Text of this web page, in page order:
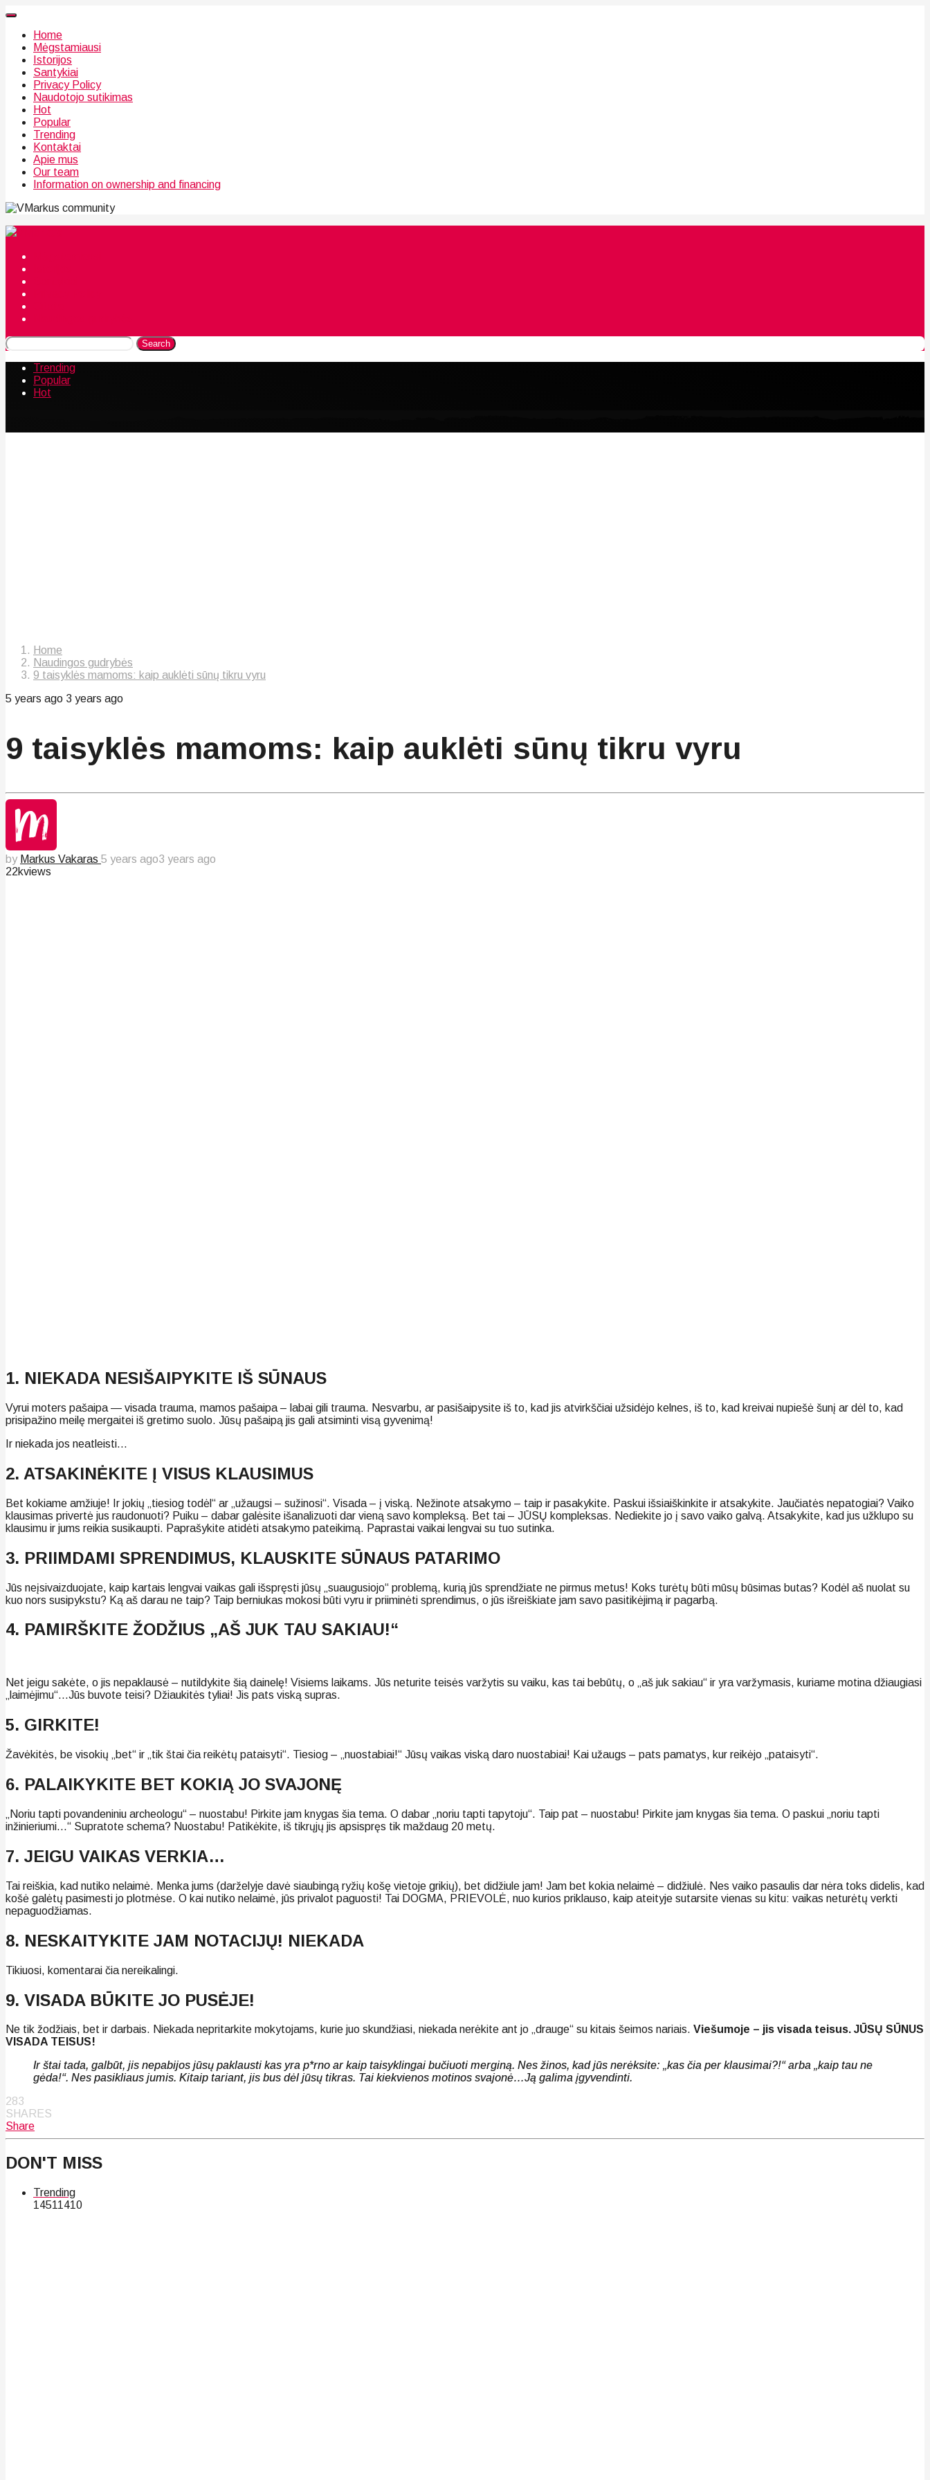
Home
Mėgstamiausi
Istorijos
Santykiai
Privacy Policy
Naudotojo sutikimas
Hot
Popular
Trending
Kontaktai
Apie mus
Our team
Information on ownership and financing
community
Search
Trending
Popular
Hot
Home
Naudingos gudrybės
9 taisyklės mamoms: kaip auklėti sūnų tikru vyru
5 years ago 3 years ago
9 taisyklės mamoms: kaip auklėti sūnų tikru vyru
by Markus Vakaras 5 years ago3 years ago
22kviews
1. NIEKADA NESIŠAIPYKITE IŠ SŪNAUS
Vyrui moters pašaipa — visada trauma, mamos pašaipa – labai gili trauma. Nesvarbu, ar pasišaipysite iš to, kad jis atvirkščiai užsidėjo kelnes, iš to, kad kreivai nupiešė šunį ar dėl to, kad
prisipažino meilę mergaitei iš gretimo suolo. Jūsų pašaipą jis gali atsiminti visą gyvenimą!
Ir niekada jos neatleisti…
2. ATSAKINĖKITE Į VISUS KLAUSIMUS
Bet kokiame amžiuje! Ir jokių „tiesiog todėl“ ar „užaugsi – sužinosi“. Visada – į viską. Nežinote atsakymo – taip ir pasakykite. Paskui išsiaiškinkite ir atsakykite. Jaučiatės nepatogiai? Vaiko
klausimas privertė jus raudonuoti? Puiku – dabar galėsite išanalizuoti dar vieną savo kompleksą. Bet tai – JŪSŲ kompleksas. Nediekite jo į savo vaiko galvą. Atsakykite, kad jus užklupo su
klausimu ir jums reikia susikaupti. Paprašykite atidėti atsakymo pateikimą. Paprastai vaikai lengvai su tuo sutinka.
3. PRIIMDAMI SPRENDIMUS, KLAUSKITE SŪNAUS PATARIMO
Jūs neįsivaizduojate, kaip kartais lengvai vaikas gali išspręsti jūsų „suaugusiojo“ problemą, kurią jūs sprendžiate ne pirmus metus! Koks turėtų būti mūsų būsimas butas? Kodėl aš nuolat su
kuo nors susipykstu? Ką aš darau ne taip? Taip berniukas mokosi būti vyru ir priiminėti sprendimus, o jūs išreiškiate jam savo pasitikėjimą ir pagarbą.
4. PAMIRŠKITE ŽODŽIUS „AŠ JUK TAU SAKIAU!“
Net jeigu sakėte, o jis nepaklausė – nutildykite šią dainelę! Visiems laikams. Jūs neturite teisės varžytis su vaiku, kas tai bebūtų, o „aš juk sakiau“ ir yra varžymasis, kuriame motina džiaugiasi
„laimėjimu“…Jūs buvote teisi? Džiaukitės tyliai! Jis pats viską supras.
5. GIRKITE!
Žavėkitės, be visokių „bet“ ir „tik štai čia reikėtų pataisyti“. Tiesiog – „nuostabiai!“ Jūsų vaikas viską daro nuostabiai! Kai užaugs – pats pamatys, kur reikėjo „pataisyti“.
6. PALAIKYKITE BET KOKIĄ JO SVAJONĘ
„Noriu tapti povandeniniu archeologu“ – nuostabu! Pirkite jam knygas šia tema. O dabar „noriu tapti tapytoju“. Taip pat – nuostabu! Pirkite jam knygas šia tema. O paskui „noriu tapti
inžinieriumi…“ Supratote schema? Nuostabu! Patikėkite, iš tikrųjų jis apsispręs tik maždaug 20 metų.
7. JEIGU VAIKAS VERKIA…
Tai reiškia, kad nutiko nelaimė. Menka jums (darželyje davė siaubingą ryžių košę vietoje grikių), bet didžiule jam! Jam bet kokia nelaimė – didžiulė. Nes vaiko pasaulis dar nėra toks didelis, kad
košė galėtų pasimesti jo plotmėse. O kai nutiko nelaimė, jūs privalot paguosti! Tai DOGMA, PRIEVOLĖ, nuo kurios priklauso, kaip ateityje sutarsite vienas su kitu: vaikas neturėtų verkti
nepaguodžiamas.
8. NESKAITYKITE JAM NOTACIJŲ! NIEKADA
Tikiuosi, komentarai čia nereikalingi.
9. VISADA BŪKITE JO PUSĖJE!
Ne tik žodžiais, bet ir darbais. Niekada nepritarkite mokytojams, kurie juo skundžiasi, niekada nerėkite ant jo „drauge“ su kitais šeimos nariais. Viešumoje – jis visada teisus. JŪSŲ SŪNUS
VISADA TEISUS!
Ir štai tada, galbūt, jis nepabijos jūsų paklausti kas yra p*rno ar kaip taisyklingai bučiuoti merginą. Nes žinos, kad jūs nerėksite: „kas čia per klausimai?!“ arba „kaip tau ne
gėda!“. Nes pasikliaus jumis. Kitaip tariant, jis bus dėl jūsų tikras. Tai kiekvienos motinos svajonė…Ją galima įgyvendinti.
283
SHARES
Share
DON'T MISS
Trending
14511410